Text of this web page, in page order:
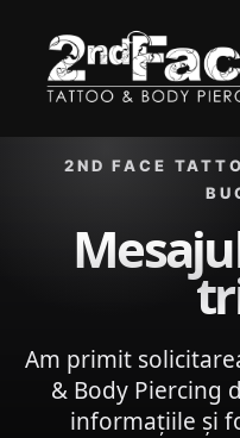
Trimite model
2ND FACE
Am primit
& Body Piercing
informațiile și